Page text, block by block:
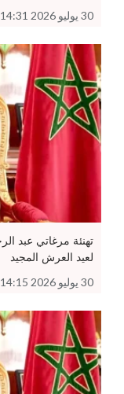
30 يوليو 2026 14:31
لعيد العرش المجيد
30 يوليو 2026 14:15